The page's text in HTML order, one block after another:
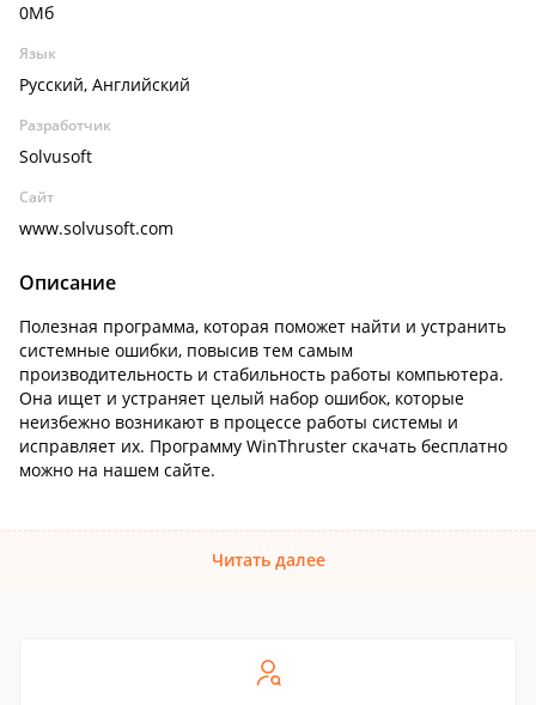
0Мб
Язык
Русский, Английский
Разработчик
Solvusoft
Сайт
www.solvusoft.com
Описание
Полезная программа, которая поможет найти и устранить
системные ошибки, повысив тем самым
производительность и стабильность работы компьютера.
Она ищет и устраняет целый набор ошибок, которые
неизбежно возникают в процессе работы системы и
исправляет их. Программу WinThruster скачать бесплатно
можно на нашем сайте.
Читать далее